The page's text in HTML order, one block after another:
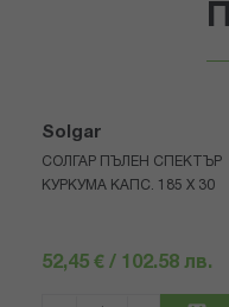
Solgar
СОЛГАР ПЪЛЕН СПЕКТЪР
КУРКУМА КАПС. 185 Х 30
52,45 € / 102.58 лв.